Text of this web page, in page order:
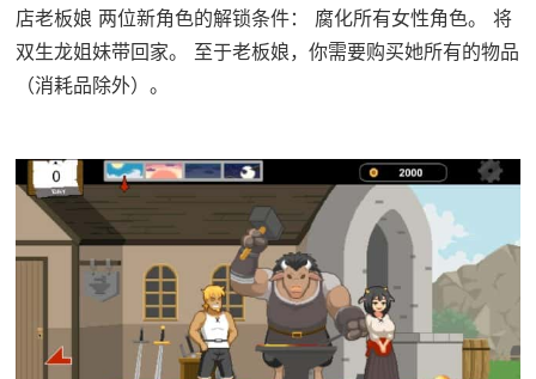
店老板娘 两位新角色的解锁条件： 腐化所有女性角色。 将
双生龙姐妹带回家。 至于老板娘，你需要购买她所有的物品
（消耗品除外）。